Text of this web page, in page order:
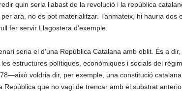
quin seria l’abast de la revolució i la república
ara, no es pot materialitzar. Tanmateix, hi hauria dos
fer servir Llagostera d’exemple.
seria el d’una República Catalana amb oblit. És a
estructures polítiques, econòmiques i socials del
voldria dir, per exemple, una constitució
República que no vagi de trencar amb el substrat